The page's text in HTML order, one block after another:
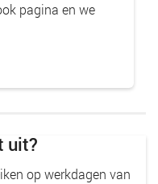
pagina en we
uit?
op werkdagen van